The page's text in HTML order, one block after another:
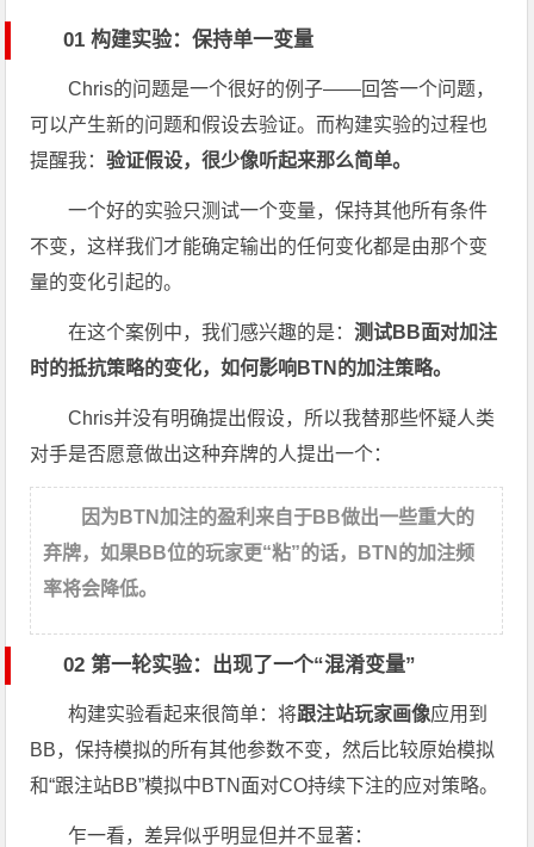
01 构建实验：保持单一变量
Chris的问题是一个很好的例子——回答一个问题，
可以产生新的问题和假设去验证。而构建实验的过程也
提醒我：验证假设，很少像听起来那么简单。
一个好的实验只测试一个变量，保持其他所有条件
不变，这样我们才能确定输出的任何变化都是由那个变
量的变化引起的。
在这个案例中，我们感兴趣的是：测试BB面对加注
时的抵抗策略的变化，如何影响BTN的加注策略。
Chris并没有明确提出假设，所以我替那些怀疑人类
对手是否愿意做出这种弃牌的人提出一个：
因为BTN加注的盈利来自于BB做出一些重大的
弃牌，如果BB位的玩家更“粘”的话，BTN的加注频
率将会降低。
02 第一轮实验：出现了一个“混淆变量”
构建实验看起来很简单：将跟注站玩家画像应用到
BB，保持模拟的所有其他参数不变，然后比较原始模拟
和“跟注站BB”模拟中BTN面对CO持续下注的应对策略。
乍一看，差异似乎明显但并不显著：